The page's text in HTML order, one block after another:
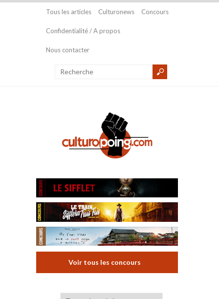
Tous les articles Culturonews Concours
Confidentialité / A propos
Nous contacter
Voir tous les concours